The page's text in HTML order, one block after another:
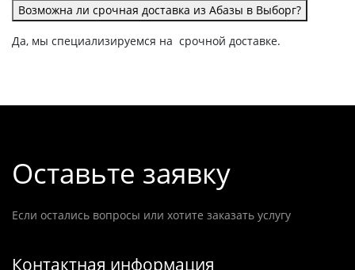
Возможна ли срочная доставка из Абазы в Выборг?
Да, мы специализируемся на срочной доставке.
Оставьте заявку
Если остались вопросы или хотите заказать услугу
Контактная информация